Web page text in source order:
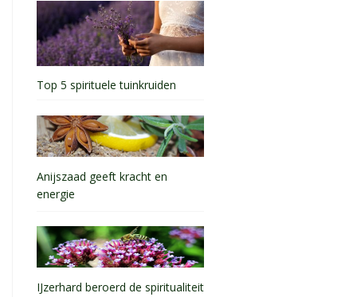
Top 5 spirituele tuinkruiden
Anijszaad geeft kracht en
energie
IJzerhard beroerd de spiritualiteit